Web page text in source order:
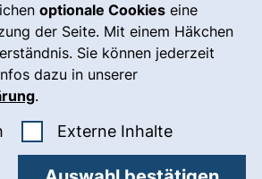
optionale Cookies eine
der Seite. Mit einem Häkchen
Sie können jederzeit
dazu in unserer
.
Erforderliche Cookies akzeptieren
Externe Inhalte: Externe
Notfall(externer Link, öffnet
Impressum
Barrierefreiheit
Datenschutz